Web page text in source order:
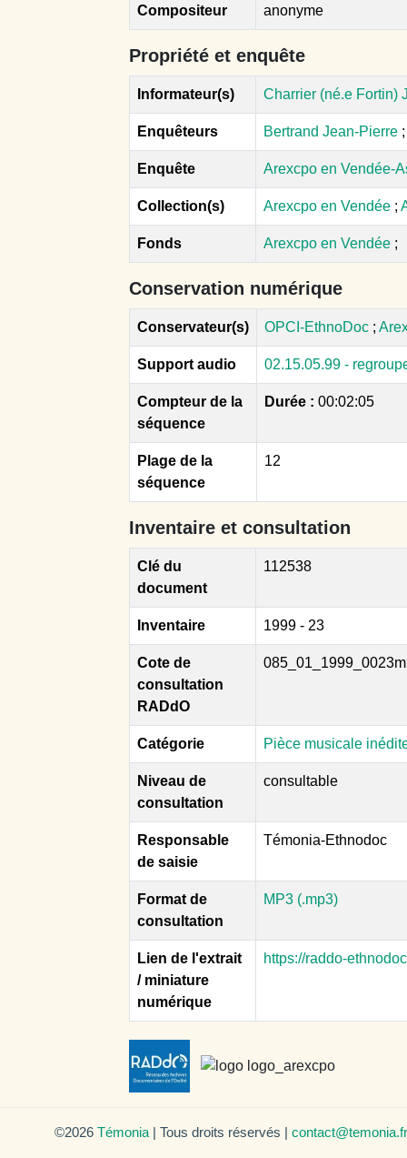
Compositeur anonyme
Propriété et enquête
Informateur(s) Charrier (né.e Fortin)
Enquêteurs Bertrand Jean-Pierre ;
Enquête Arexcpo en Vendée-
Collection(s) Arexcpo en Vendée ;
Fonds Arexcpo en Vendée ;
Conservation numérique
Conservateur(s) OPCI-EthnoDoc ;
Support audio 02.15.05.99 -
Compteur de la
séquence
Durée : 00:02:05
Plage de la
séquence
12
Inventaire et consultation
Clé du
document
112538
Inventaire 1999 - 23
Cote de
consultation
RADdO
Catégorie Pièce musicale
Niveau de
consultation
consultable
Responsable
de saisie
Témonia-Ethnodoc
Format de
consultation
MP3 (.mp3)
Lien de l'extrait
/ miniature
numérique
https://raddo-
©2026 Témonia | Tous droits réservés | contact@temonia.fr